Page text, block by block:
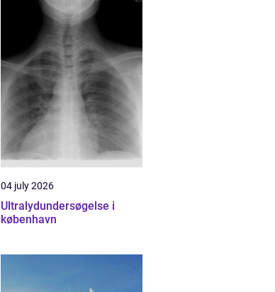
04 july 2026
Ultralydundersøgelse i
københavn